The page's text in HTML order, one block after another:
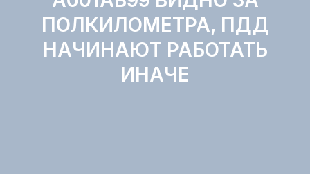
ПОЛКИЛОМЕТРА, ПДД
НАЧИНАЮТ РАБОТАТЬ
ИНАЧЕ